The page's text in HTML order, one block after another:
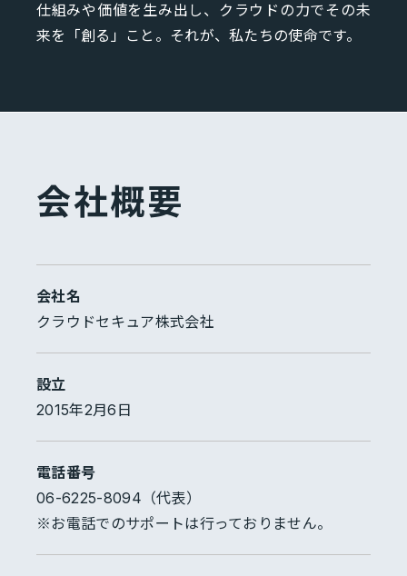
仕組みや価値を生み出し、クラウドの力でその未
来を「創る」こと。それが、私たちの使命です。
会社概要
会社名
クラウドセキュア株式会社
設立
2015年2月6日
電話番号
06-6225-8094（代表）
※お電話でのサポートは行っておりません。